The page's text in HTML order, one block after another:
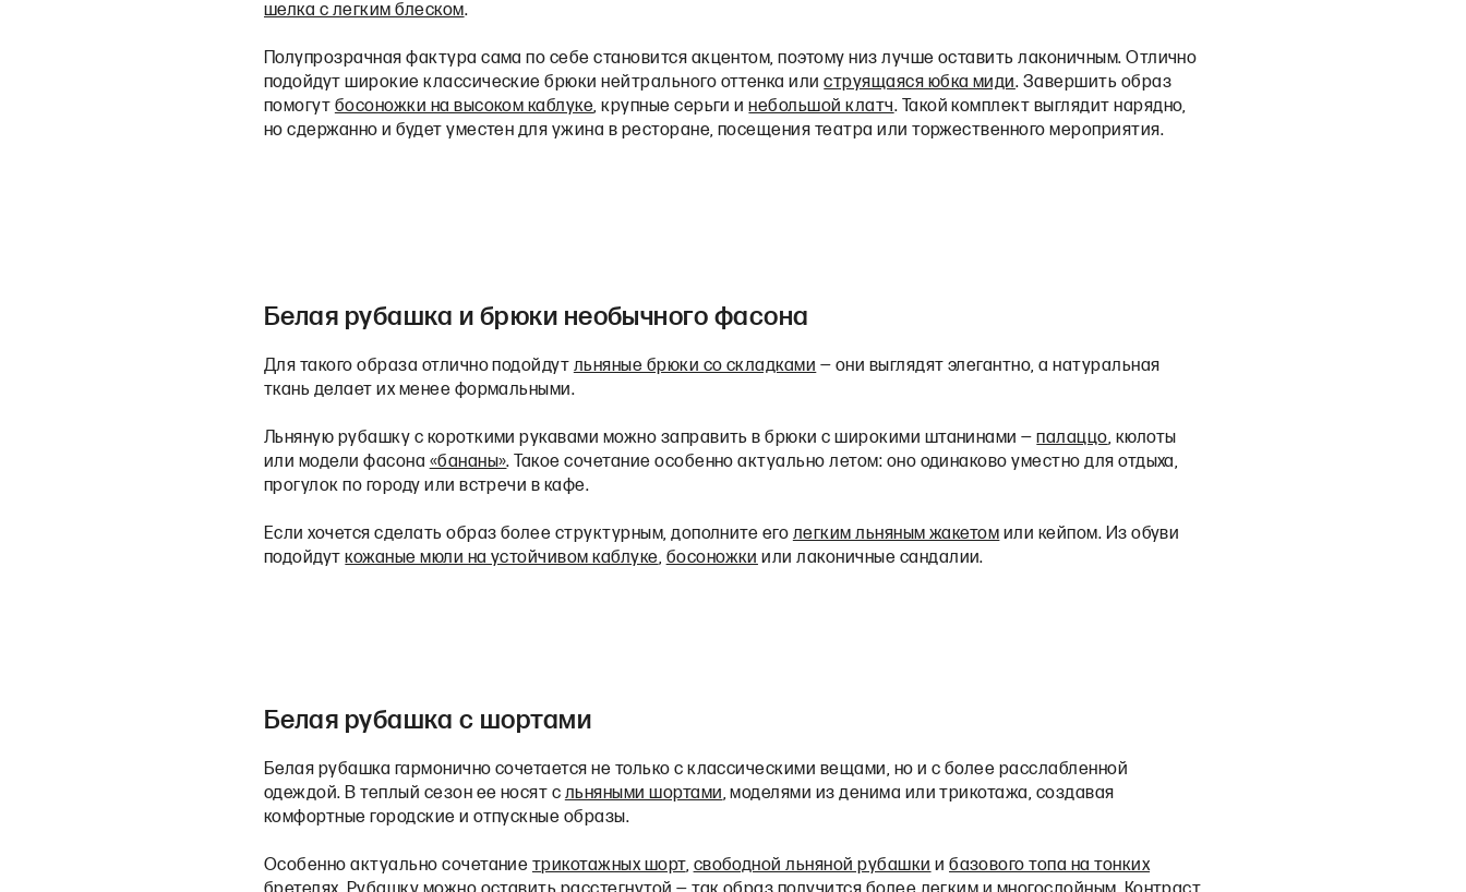
шелка с легким блеском.
Полупрозрачная фактура сама по себе становится акцентом, поэтому низ лучше оставить лаконичным. Отлично
подойдут широкие классические брюки нейтрального оттенка илиструящаяся юбка миди. Завершить образ
помогут босоножки на высоком каблуке, крупные серьги инебольшой клатч. Такой комплект выглядит нарядно,
но сдержанно и будет уместен для ужина в ресторане, посещения театра или торжественного мероприятия.
Белая рубашка и брюки необычного фасона
Для такого образа отлично подойдут льняные брюки со складками — они выглядят элегантно, а натуральная
ткань делает их менее формальными.
Льняную рубашку с короткими рукавами можно заправить в брюки с широкими штанинами —палаццо, кюлоты
или модели фасона «бананы». Такое сочетание особенно актуально летом: оно одинаково уместно для отдыха,
прогулок по городу или встречи в кафе.
Если хочется сделать образ более структурным, дополните его легким льняным жакетом или кейпом. Из обуви
подойдуткожаные мюли на устойчивом каблуке, босоножки или лаконичные сандалии.
Белая рубашка с шортами
Белая рубашка гармонично сочетается не только с классическими вещами, но и с более расслабленной
одеждой. В теплый сезон ее носят с льняными шортами, моделями из денима или трикотажа, создавая
комфортные городские и отпускные образы.
Особенно актуально сочетание трикотажных шорт, свободной льняной рубашки ибазового топа на тонких